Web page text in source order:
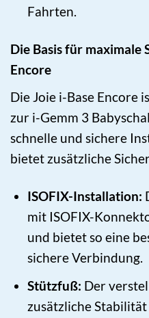
Fahrten.
Die Basis für maximale
Encore
Die Joie i-Base Encore
zur i-Gemm 3
schnelle und sichere
bietet zusätzliche
ISOFIX-Installation:
mit ISOFIX-
und bietet so eine
sichere Verbindung.
Stützfuß: Der
zusätzliche